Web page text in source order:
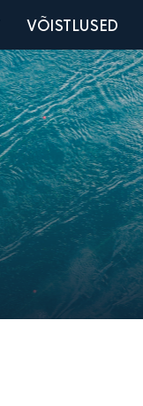
VÕISTLUSED